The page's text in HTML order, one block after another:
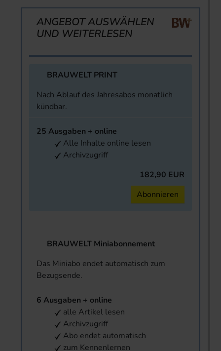
ANGEBOT AUSWÄHLEN
UND WEITERLESEN
BRAUWELT PRINT
Nach Ablauf des Jahresabos monatlich
kündbar.
25 Ausgaben + online
Alle Inhalte online lesen
Archivzugriff
182,90 EUR
Abonnieren
BRAUWELT Miniabonnement
Das Miniabo endet automatisch zum
Bezugsende.
6 Ausgaben + online
alle Artikel lesen
Archivzugriff
Abo endet automatisch
zum Kennenlernen